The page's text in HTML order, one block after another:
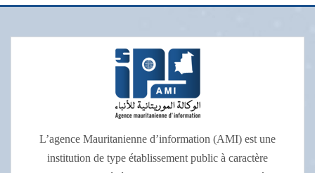
L’agence Mauritanienne d’information (AMI) est une
institution de type établissement public à caractère